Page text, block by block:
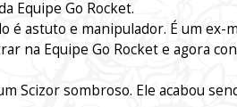
Equipe Go Rocket.
é astuto e manipulador. É um ex-
na Equipe Go Rocket e agora
Scizor sombroso. Ele acabou